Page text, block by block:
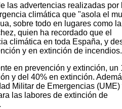
las advertencias realizadas por
climática que "asola el
sobre todo en lugares como la
quien ha recordado que el
climática en toda España, y
y en extinción de incendios.
en prevención y extinción, un
y del 40% en extinción.
Militar de Emergencias (UME)
las labores de extinción de